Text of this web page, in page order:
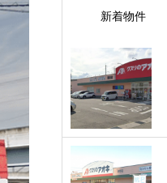
新着物件